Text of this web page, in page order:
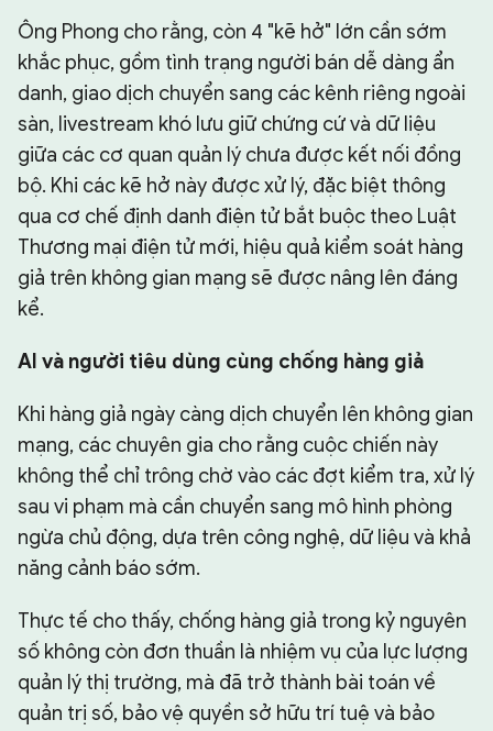
Ông Phong cho rằng, còn 4 "kẽ hở" lớn cần sớm
khắc phục, gồm tình trạng người bán dễ dàng ẩn
danh, giao dịch chuyển sang các kênh riêng ngoài
sàn, livestream khó lưu giữ chứng cứ và dữ liệu
giữa các cơ quan quản lý chưa được kết nối đồng
bộ. Khi các kẽ hở này được xử lý, đặc biệt thông
qua cơ chế định danh điện tử bắt buộc theo Luật
Thương mại điện tử mới, hiệu quả kiểm soát hàng
giả trên không gian mạng sẽ được nâng lên đáng
kể.
AI và người tiêu dùng cùng chống hàng giả
Khi hàng giả ngày càng dịch chuyển lên không gian
mạng, các chuyên gia cho rằng cuộc chiến này
không thể chỉ trông chờ vào các đợt kiểm tra, xử lý
sau vi phạm mà cần chuyển sang mô hình phòng
ngừa chủ động, dựa trên công nghệ, dữ liệu và khả
năng cảnh báo sớm.
Thực tế cho thấy, chống hàng giả trong kỷ nguyên
số không còn đơn thuần là nhiệm vụ của lực lượng
quản lý thị trường, mà đã trở thành bài toán về
quản trị số, bảo vệ quyền sở hữu trí tuệ và bảo